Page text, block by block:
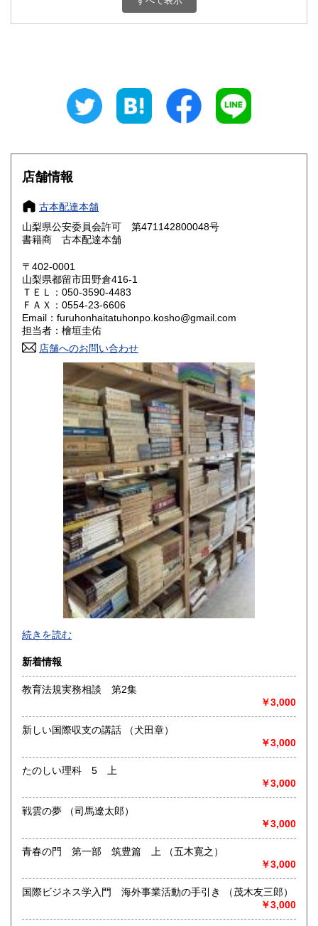
800円 三重県
大阪府
奈良県
鳥取県 800円 島根県
岡山県
山口県 800円
香川県 800円 愛媛県
高知県 800円
800円 長崎県
800円 大分県
800円 鹿児島県
1,500円
店舗情報
古本配達本舗
山梨県公安委員会許可 第471142800048号
書籍商 古本配達本舗
〒402-0001
山梨県都留市田野倉416-1
ＴＥＬ：050-3590-4483
ＦＡＸ：0554-23-6606
Email：furuhonhaitatuhonpo.kosho@gmail.com
担当者：檜垣圭佑
店舗へのお問い合わせ
-
沿線名：-
最寄駅：-
営業時間：-
定休日：-
書籍の買取について
取り扱い分野
総記、哲学宗教、歴史、社会科学、自然科学、美術工芸、国
語国文、外国文学、古典籍、近代文献、趣味、外国書、サブ
カルチャー、古書一般（その他）
続きを読む
新着情報
教育法規実務相談 第2集
￥3,000
新しい国際収支の講話 （犬田章）
￥3,000
たのしい理科 5 上
￥3,000
戦雲の夢 （司馬遼太郎）
￥3,000
青春の門 第一部 筑豊篇 上 （五木寛之）
￥3,000
国際ビジネス学入門 海外事業活動の手引き （茂木友三郎）
￥3,000